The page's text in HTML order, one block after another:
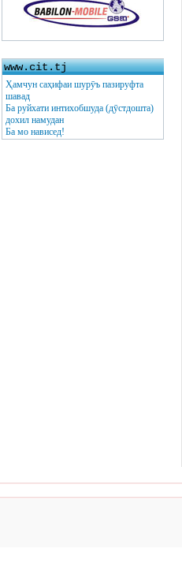
www.cit.tj
Ҳамчун саҳифаи шурӯъ пазируфта
шавад
Ба руйхати интихобшуда (дӯстдошта)
дохил намудан
Ба мо нависед!